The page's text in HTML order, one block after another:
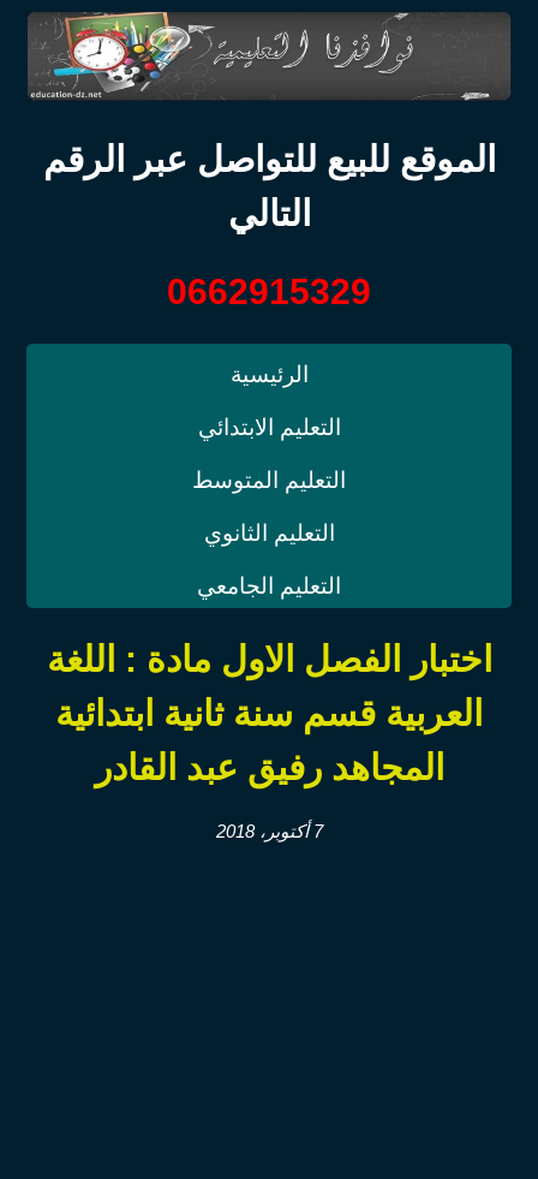
الموقع للبيع للتواصل عبر الرقم
التالي
0662915329
الرئيسية
التعليم الابتدائي
التعليم المتوسط
التعليم الثانوي
التعليم الجامعي
اختبار الفصل الاول مادة : اللغة
العربية قسم سنة ثانية ابتدائية
المجاهد رفيق عبد القادر
7 أكتوبر، 2018